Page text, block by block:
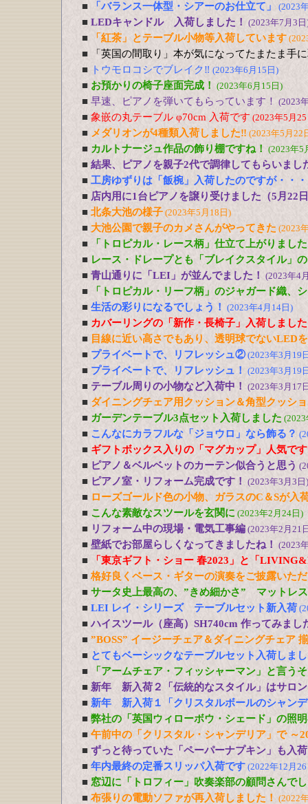
■ 「バランス一体型・シアーのお仕立て」 (2023
■ LEDキャンドル 入荷しました！ (2023年7月3日
■ 「紅茶」とテーブル小物等入荷しています
■
「英国の間取り」本が気になってたまたま手
■ トウモロコシでブレイク‼ (2023年6月15日)
■ お預かりの椅子座面完成！ (2023年6月15日)
■ 早速、ピアノを弾いてもらっています！ (2023
■ 象嵌の丸テーブル φ70cm 入荷です (2023年5月
■ メダリオンが4種類入荷しました‼ (2023年5月22
■ カルトナージュ作品の飾り棚ですね！ (2023年5
■ 結果、ピアノを親子2代で調律してもらいまし
■ 工房ゆずりは「飯椀」入荷したのですが・・・
■ 店内用に1台ピアノを譲り受けました（5月22
■ 北条大池の様子 (2023年5月18日)
■ 大池公園で親子のカメさんがやってきた (2023
■ 「トロピカル・レース柄」仕立て上がりました
■ レース・ドレープとも「ブレイクスタイル」
■ 青山通りに「LEI」が並んでました！ (2023年4
■
「トロピカル・リーフ柄」のジャガード織、
■ 生活の彩りになるでしょう！ (2023年4月14日)
■ カバーリングの「新作・長椅子」入荷しまし
■ 目線に近い高さでもあり、透明球でないLED
■ プライベートで、リフレッシュ② (2023年3月19
■ プライベートで、リフレッシュ！ (2023年3月19
■ テーブル周りの小物など入荷中！ (2023年3月17
■ ダイニングチェア用クッション＆角型クッシ
■ ガーデンテーブル3点セット入荷しました
■ こんなにカラフルな「ジョウロ」なら飾る？
■ ギフトボックス入りの「マグカップ」人気で
■ ピアノ＆ベルベットのカーテン似合うと思う
■ ピアノ室・リフォーム完成です！ (2023年3月3日)
■ ローズゴールド色の小物、ガラスのC＆Sが入
■ こんな素敵なスツールを玄関に (2023年2月24日)
■ リフォーム中の現場・電気工事編 (2023年2月21
■ 壁紙でお部屋らしくなってきましたね！ (2023
■
「東京ギフト・ショー 春2023」と「
■ 格好良くベース・ギターの演奏をご披露いた
■ サータ史上最高の、”きめ細かさ” マットレ
■ LEI レイ・シリーズ テーブルセット新入荷
■ ハイスツール（座高）SH740cm 作ってみまし
■ ”BOSS” イージーチェア＆ダイニングチェア
■ とてもベーシックなテーブルセット入荷しま
■
「アームチェア・フィッシャーマン」と言う
■ 新年 新入荷２「伝統的なスタイル」はサロ
■ 新年 新入荷１「クリスタルボールのシャン
■ 弊社の「英国ウィローボウ・シェード」の照
■ 午前中の「クリスタル・シャンデリア」で ～
■ ずっと待っていた「ペーパーナプキン」も入
■ 年内最終の定番スリッパ入荷です (2022年12月
■ 窓辺に「トロフィー」吹奏楽部の顧問さんで
■ 布張りの電動ソファが再入荷しました！ (2022